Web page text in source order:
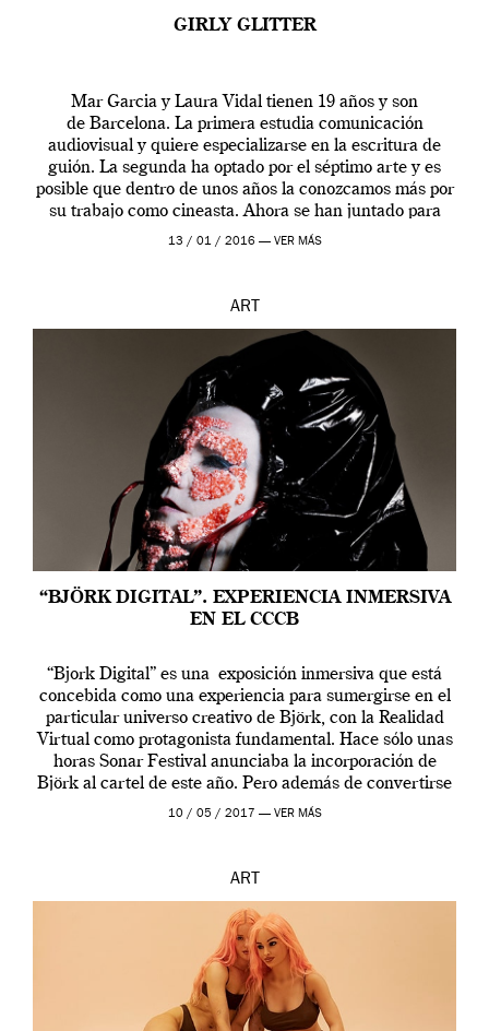
GIRLY GLITTER
Mar Garcia y Laura Vidal tienen 19 años y son
de Barcelona. La primera estudia comunicación
audiovisual y quiere especializarse en la escritura de
guión. La segunda ha optado por el séptimo arte y es
posible que dentro de unos años la conozcamos más por
su trabajo como cineasta. Ahora se han juntado para
contarnos una […]
13 / 01 / 2016 — VER MÁS
ART
“BJÖRK DIGITAL”. EXPERIENCIA INMERSIVA
EN EL CCCB
“Bjork Digital” es una exposición inmersiva que está
concebida como una experiencia para sumergirse en el
particular universo creativo de Björk, con la Realidad
Virtual como protagonista fundamental. Hace sólo unas
horas Sonar Festival anunciaba la incorporación de
Björk al cartel de este año. Pero además de convertirse
en una de las actuaciones más relevantes […]
10 / 05 / 2017 — VER MÁS
ART